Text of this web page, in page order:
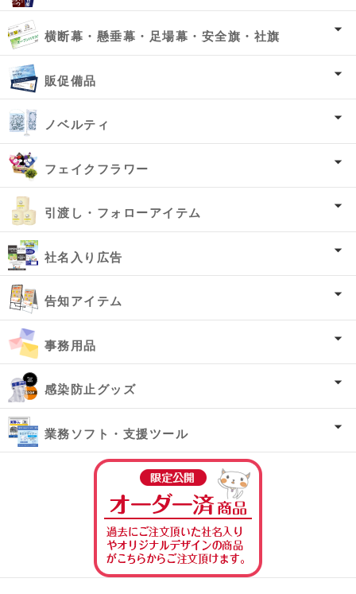
横断幕・懸垂幕・足場幕・安全旗・社旗
販促備品
ノベルティ
フェイクフラワー
引渡し・フォローアイテム
社名入り広告
告知アイテム
事務用品
感染防止グッズ
業務ソフト・支援ツール